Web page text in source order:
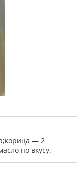
— 2
по вкусу.